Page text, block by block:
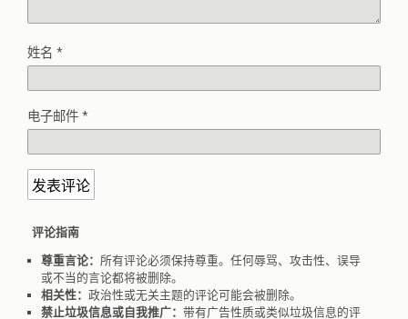
姓名 *
电子邮件 *
评论指南
尊重言论： 所有评论必须保持尊重。任何辱骂、攻击性、误导
或不当的言论都将被删除。
相关性： 政治性或无关主题的评论可能会被删除。
禁止垃圾信息或自我推广： 带有广告性质或类似垃圾信息的评